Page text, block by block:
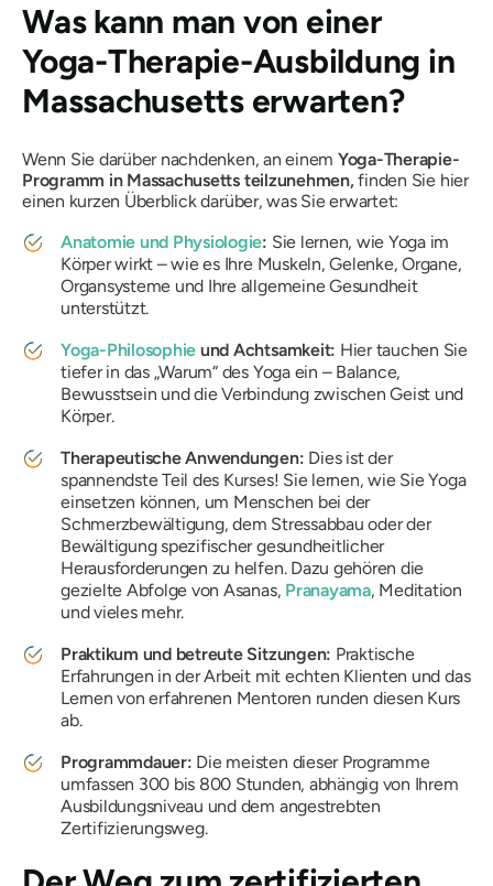
Was kann man von einer
Yoga-Therapie-Ausbildung in
Massachusetts erwarten?
Wenn Sie darüber nachdenken, an einem Yoga-Therapie-
Programm in Massachusetts teilzunehmen,finden Sie hier
einen kurzen Überblick darüber, was Sie erwartet:
Anatomie und Physiologie: Sie lernen, wie Yoga im
Körper wirkt – wie es Ihre Muskeln, Gelenke, Organe,
Organsysteme und Ihre allgemeine Gesundheit
unterstützt.
Yoga-Philosophie und Achtsamkeit: Hier tauchen Sie
tiefer in das „Warum“ des Yoga ein – Balance,
Bewusstsein und die Verbindung zwischen Geist und
Körper.
Therapeutische Anwendungen: Dies ist der
spannendste Teil des Kurses! Sie lernen, wie Sie Yoga
einsetzen können, um Menschen bei der
Schmerzbewältigung, dem Stressabbau oder der
Bewältigung spezifischer gesundheitlicher
Herausforderungen zu helfen. Dazu gehören die
gezielte Abfolge von Asanas, Pranayama, Meditation
und vieles mehr.
Praktikum und betreute Sitzungen: Praktische
Erfahrungen in der Arbeit mit echten Klienten und das
Lernen von erfahrenen Mentoren runden diesen Kurs
ab.
Programmdauer: Die meisten dieser Programme
umfassen 300 bis 800 Stunden, abhängig von Ihrem
Ausbildungsniveau und dem angestrebten
Zertifizierungsweg.